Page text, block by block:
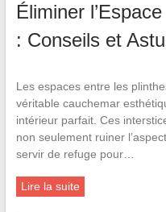
Éliminer
: Conseils et
Les espaces entre les
véritable cauchemar
intérieur parfait. Ces
non seulement ruiner
servir de refuge pour…
Lire la suite